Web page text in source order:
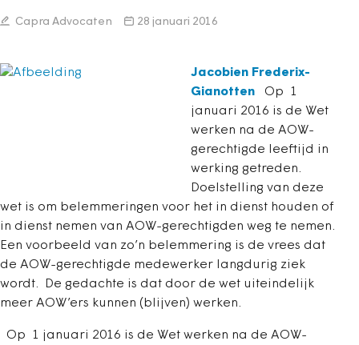
Capra Advocaten 28 januari 2016
Jacobien Frederix-
Gianotten Op 1
januari 2016 is de Wet
werken na de AOW-
gerechtigde leeftijd in
werking getreden.
Doelstelling van deze
wet is om belemmeringen voor het in dienst houden of
in dienst nemen van AOW-gerechtigden weg te nemen.
Een voorbeeld van zo’n belemmering is de vrees dat
de AOW-gerechtigde medewerker langdurig ziek
wordt. De gedachte is dat door de wet uiteindelijk
meer AOW’ers kunnen (blijven) werken.
Op 1 januari 2016 is de Wet werken na de AOW-